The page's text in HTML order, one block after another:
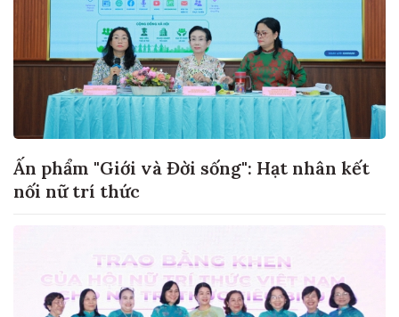
Ấn phẩm "Giới và Đời sống": Hạt nhân kết
nối nữ trí thức